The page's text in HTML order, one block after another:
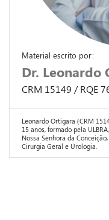
Material escrito por:
Dr. Leonardo
CRM 15149 / RQE
Leonardo Ortigara (CRM
15 anos, formado pela
Nossa Senhora da
Cirurgia Geral e Urologia.